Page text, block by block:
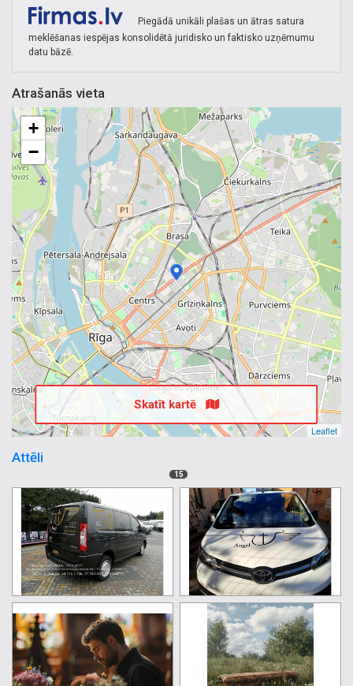
Piegādā unikāli plašas un ātras satura
meklēšanas iespējas konsolidētā juridisko un faktisko uzņēmumu
datu bāzē.
Atrašanās vieta
+
−
Leaflet
Skatīt kartē
Attēli
15